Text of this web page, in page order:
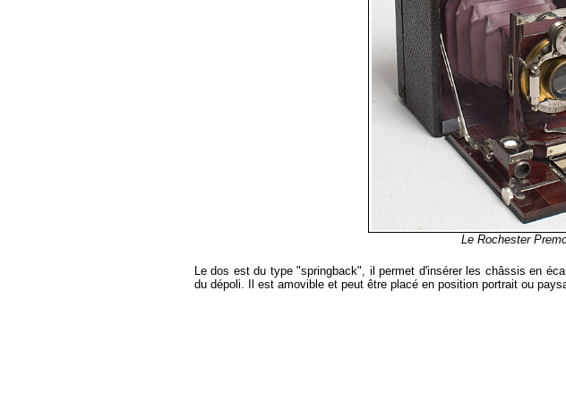
Le Rochester
Le dos est du type "springback", il permet d'insérer les châssis en
du dépoli. Il est amovible et peut être placé en position portrait ou